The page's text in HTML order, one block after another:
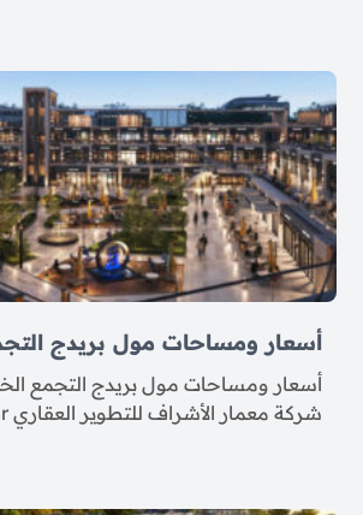
أسعار ومساحات مول بريدج
أسعار ومساحات مول بريدج التجمع
شركة معمار الأشراف للتطوير العقاري Memaar